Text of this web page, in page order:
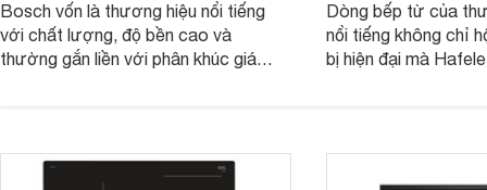
Bosch vốn là thương hiệu nổi tiếng
với chất lượng, độ bền cao và
thường gắn liền với phân khúc giá
đơn vị phân phối với mức giá khá dễ
tiếp cận, thu hút sự quan tâm của
Dòng bếp từ của
nổi tiếng không chỉ
bị hiện đại mà
gia đình.